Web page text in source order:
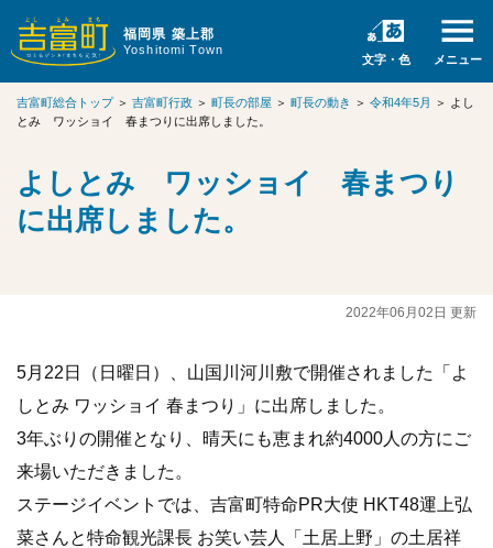
福岡県 築上郡
Yoshitomi Town
文字・色 メニュー
吉富町総合トップ＞ 吉富町行政 ＞ 町長の部屋 ＞ 町長の動き ＞ 令和4年5月 ＞
よし
とみ ワッショイ 春まつりに出席しました。
よしとみ ワッショイ 春まつり
に出席しました。
2022年06月02日 更新
5月22日（日曜日）、山国川河川敷で開催されました「よ
しとみ ワッショイ 春まつり」に出席しました。
3年ぶりの開催となり、晴天にも恵まれ約4000人の方にご
来場いただきました。
ステージイベントでは、吉富町特命PR大使 HKT48運上弘
菜さんと特命観光課長 お笑い芸人「土居上野」の土居祥